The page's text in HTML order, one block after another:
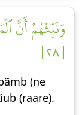
وَنَبِّئۡهُمۡ أَنَّ
[٢٨]
(ne
(raare).